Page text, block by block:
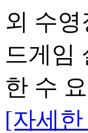
외 수
드게임
한 수
[자세